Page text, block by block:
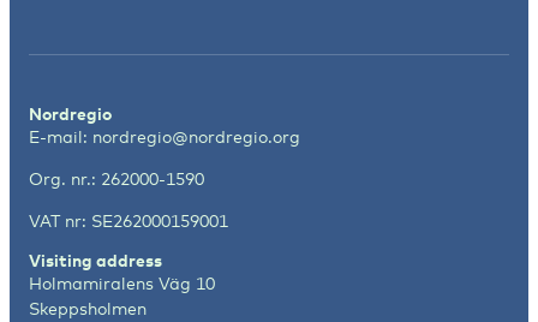
Nordregio
E-mail: nordregio@nordregio.org
Org. nr.: 262000-1590
VAT nr: SE262000159001
Visiting address
Holmamiralens Väg 10
Skeppsholmen